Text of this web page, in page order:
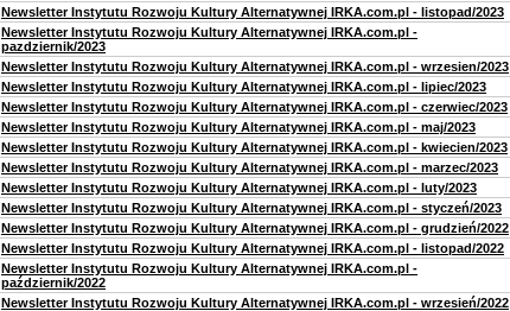
Newsletter Instytutu Rozwoju Kultury Alternatywnej IRKA.com.pl - listopad/2023
Newsletter Instytutu Rozwoju Kultury Alternatywnej IRKA.com.pl -
pazdziernik/2023
Newsletter Instytutu Rozwoju Kultury Alternatywnej IRKA.com.pl - wrzesien/2023
Newsletter Instytutu Rozwoju Kultury Alternatywnej IRKA.com.pl - lipiec/2023
Newsletter Instytutu Rozwoju Kultury Alternatywnej IRKA.com.pl - czerwiec/2023
Newsletter Instytutu Rozwoju Kultury Alternatywnej IRKA.com.pl - maj/2023
Newsletter Instytutu Rozwoju Kultury Alternatywnej IRKA.com.pl - kwiecien/2023
Newsletter Instytutu Rozwoju Kultury Alternatywnej IRKA.com.pl - marzec/2023
Newsletter Instytutu Rozwoju Kultury Alternatywnej IRKA.com.pl - luty/2023
Newsletter Instytutu Rozwoju Kultury Alternatywnej IRKA.com.pl - styczeń/2023
Newsletter Instytutu Rozwoju Kultury Alternatywnej IRKA.com.pl - grudzień/2022
Newsletter Instytutu Rozwoju Kultury Alternatywnej IRKA.com.pl - listopad/2022
Newsletter Instytutu Rozwoju Kultury Alternatywnej IRKA.com.pl -
październik/2022
Newsletter Instytutu Rozwoju Kultury Alternatywnej IRKA.com.pl - wrzesień/2022